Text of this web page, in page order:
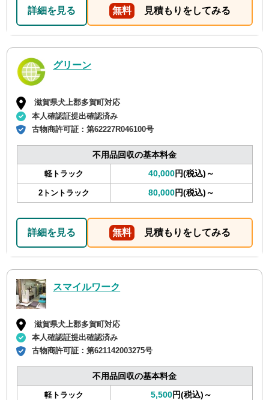
詳細を見る 無料 見積もりをしてみる
グリーン
滋賀県犬上郡多賀町対応
本人確認証提出確認済み
古物商許可証：第62227R046100号
不用品回収の基本料金
軽トラック 40,000円(税込)～
2トントラック 80,000円(税込)～
詳細を見る 無料 見積もりをしてみる
スマイルワーク
滋賀県犬上郡多賀町対応
本人確認証提出確認済み
古物商許可証：第621142003275号
不用品回収の基本料金
軽トラック 5,500円(税込)～